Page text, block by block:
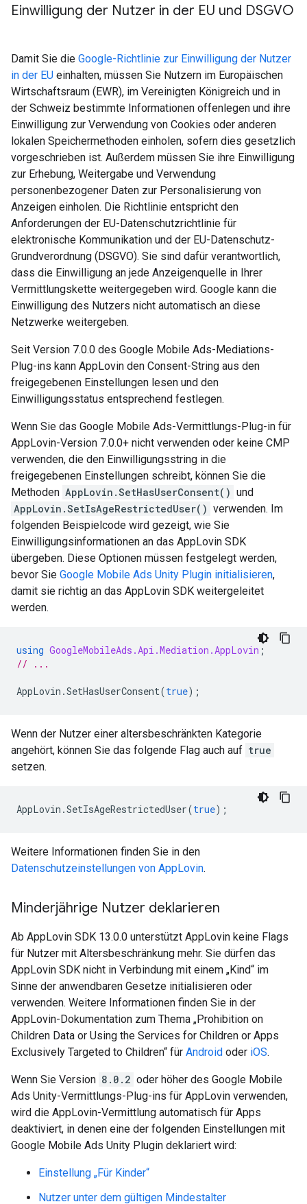
Einwilligung der Nutzer in der EU und DSGVO
Damit Sie die Google-Richtlinie zur Einwilligung der Nutzer
in der EU einhalten, müssen Sie Nutzern im Europäischen
Wirtschaftsraum (EWR), im Vereinigten Königreich und in
der Schweiz bestimmte Informationen offenlegen und ihre
Einwilligung zur Verwendung von Cookies oder anderen
lokalen Speichermethoden einholen, sofern dies gesetzlich
vorgeschrieben ist. Außerdem müssen Sie ihre Einwilligung
zur Erhebung, Weitergabe und Verwendung
personenbezogener Daten zur Personalisierung von
Anzeigen einholen. Die Richtlinie entspricht den
Anforderungen der EU-Datenschutzrichtlinie für
elektronische Kommunikation und der EU-Datenschutz-
Grundverordnung (DSGVO). Sie sind dafür verantwortlich,
dass die Einwilligung an jede Anzeigenquelle in Ihrer
Vermittlungskette weitergegeben wird. Google kann die
Einwilligung des Nutzers nicht automatisch an diese
Netzwerke weitergeben.
Seit Version 7.0.0 des Google Mobile Ads-Mediations-
Plug-ins kann AppLovin den Consent-String aus den
freigegebenen Einstellungen lesen und den
Einwilligungsstatus entsprechend festlegen.
Wenn Sie das Google Mobile Ads-Vermittlungs-Plug-in für
AppLovin-Version 7.0.0+ nicht verwenden oder keine CMP
verwenden, die den Einwilligungsstring in die
freigegebenen Einstellungen schreibt, können Sie die
Methoden AppLovin.SetHasUserConsent() und
AppLovin.SetIsAgeRestrictedUser() verwenden. Im
folgenden Beispielcode wird gezeigt, wie Sie
Einwilligungsinformationen an das AppLovin SDK
übergeben. Diese Optionen müssen festgelegt werden,
bevor Sie Google Mobile Ads Unity Plugin initialisieren,
damit sie richtig an das AppLovin SDK weitergeleitet
werden.
using GoogleMobileAds.Api.Mediation.AppLovin ;
// ...
AppLovin .SetHasUserConsent(true);
Wenn der Nutzer einer altersbeschränkten Kategorie
angehört, können Sie das folgende Flag auch auf true
setzen.
AppLovin .SetIsAgeRestrictedUser(true);
Weitere Informationen finden Sie in den
Datenschutzeinstellungen von AppLovin.
Minderjährige Nutzer deklarieren
Ab AppLovin SDK 13.0.0 unterstützt AppLovin keine Flags
für Nutzer mit Altersbeschränkung mehr. Sie dürfen das
AppLovin SDK nicht in Verbindung mit einem „Kind“ im
Sinne der anwendbaren Gesetze initialisieren oder
verwenden. Weitere Informationen finden Sie in der
AppLovin-Dokumentation zum Thema „Prohibition on
Children Data or Using the Services for Children or Apps
Exclusively Targeted to Children“ für Android oder iOS.
Wenn Sie Version 8.0.2 oder höher des Google Mobile
Ads Unity-Vermittlungs-Plug-ins für AppLovin verwenden,
wird die AppLovin-Vermittlung automatisch für Apps
deaktiviert, in denen eine der folgenden Einstellungen mit
Google Mobile Ads Unity Plugin deklariert wird:
Einstellung „Für Kinder“
Nutzer unter dem gültigen Mindestalter